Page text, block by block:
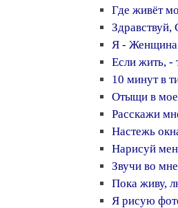
Где живёт
Здравствуй,
Я -
Если жить, -
10 минут в
Отыщи в
Расскажи
Настежь
Нарисуй
Звучи во
Пока живу,
Я рисую